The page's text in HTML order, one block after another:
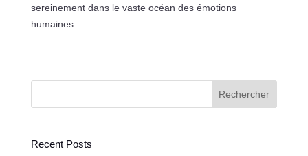
sereinement dans le vaste océan des émotions
humaines.
Rechercher
Recent Posts